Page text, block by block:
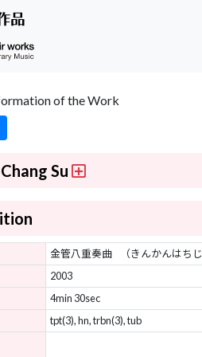
of the Work
Su
金管八重奏曲 （きんかんはち
2003
4min 30sec
tpt(3), hn, trbn(3), tub